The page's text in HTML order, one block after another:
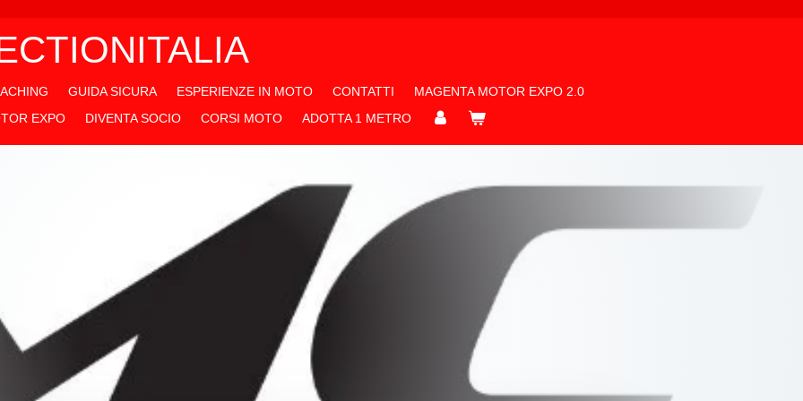
GUIDA SICURA ESPERIENZE IN MOTO CONTATTI
MAGENTA MOTOR EXPO 2.0
EXPO DIVENTA SOCIO CORSI MOTO ADOTTA 1 METRO